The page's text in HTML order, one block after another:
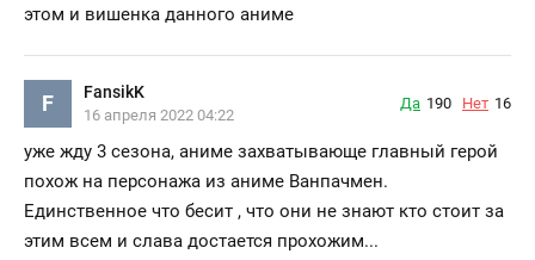
этом и вишенка данного аниме
F FansikK
16 апреля 2022 04:22
Да 190 Нет 16
уже жду 3 сезона, аниме захватывающе главный герой
похож на персонажа из аниме Ванпачмен.
Единственное что бесит , что они не знают кто стоит за
этим всем и слава достается прохожим...